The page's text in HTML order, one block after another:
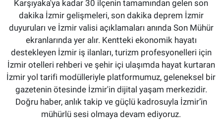
Karşıyaka'ya kadar 30 ilçenin tamamından gelen son
dakika İzmir gelişmeleri, son dakika deprem İzmir
duyuruları ve İzmir valisi açıklamaları anında Son Mühür
ekranlarında yer alır. Kentteki ekonomik hayatı
destekleyen İzmir iş ilanları, turizm profesyonelleri için
İzmir otelleri rehberi ve şehir içi ulaşımda hayat kurtaran
İzmir yol tarifi modülleriyle platformumuz, geleneksel bir
gazetenin ötesinde İzmir'in dijital yaşam merkezidir.
Doğru haber, anlık takip ve güçlü kadrosuyla İzmir’in
mühürlü sesi olmaya devam ediyoruz.